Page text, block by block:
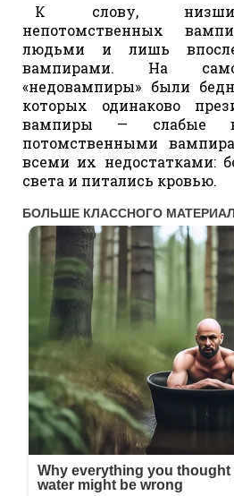
К слову,
непотомственных
людьми и лишь
вампирами. На
«недовампиры» были
которых одинаково
вампиры — слабые
потомственными
всеми их недостатками:
света и питались кровью.